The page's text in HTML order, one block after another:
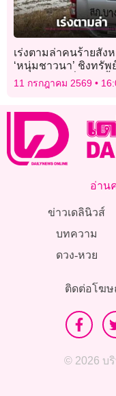
เร่งตามล่าคนร้ายสัง
‘หนุ่มชาวนา’ ชิงทรัพ
แก๊งขโมยเครื่องสูบน้ำ
สายไฟ
11 กรกฎาคม 2569
อ่าน
ข่าวเดลินิวส์
บทความ
ดวง-หวย
ติดต่อโฆ
© 2026 บ